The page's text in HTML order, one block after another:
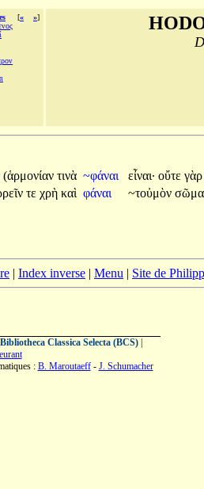
[« »]
(ἁρμονίαν τινὰ ~φάναι εἶναι· οὔτε
τε χρὴ καὶ φάναι ~τοὐμὸν
| Index inverse | Menu | Site de
Bibliotheca Classica Selecta (BCS)|
: B. Maroutaeff- J. Schumacher